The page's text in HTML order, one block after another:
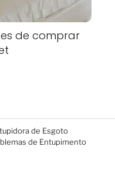
de comprar
de Esgoto
de Entupimento